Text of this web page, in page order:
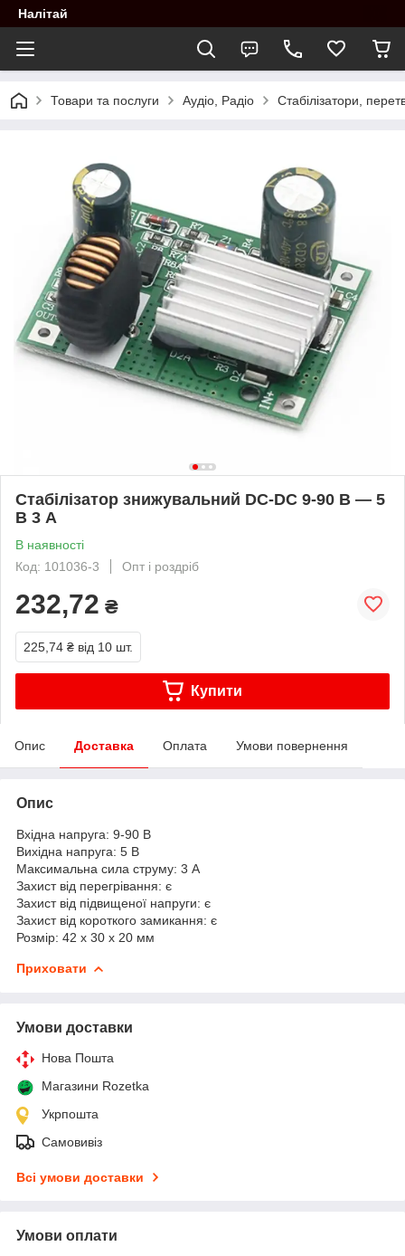
Налітай
Товари та послуги Аудіо, Радіо Стабілізатори,
Стабілізатор знижувальний DC-DC 9-90 В — 5
В 3 А
В наявності
Код: 101036-3
Опт і роздріб
232,72 ₴
225,74 ₴ від 10 шт.
Купити
Опис Доставка Оплата Умови повернення
Опис
Вхідна напруга: 9-90 В
Вихідна напруга: 5 В
Максимальна сила струму: 3 А
Захист від перегрівання: є
Захист від підвищеної напруги: є
Захист від короткого замикання: є
Розмір: 42 х 30 х 20 мм
Приховати
Умови доставки
Нова Пошта
Магазини Rozetka
Укрпошта
Самовивіз
Всі умови доставки
Умови оплати